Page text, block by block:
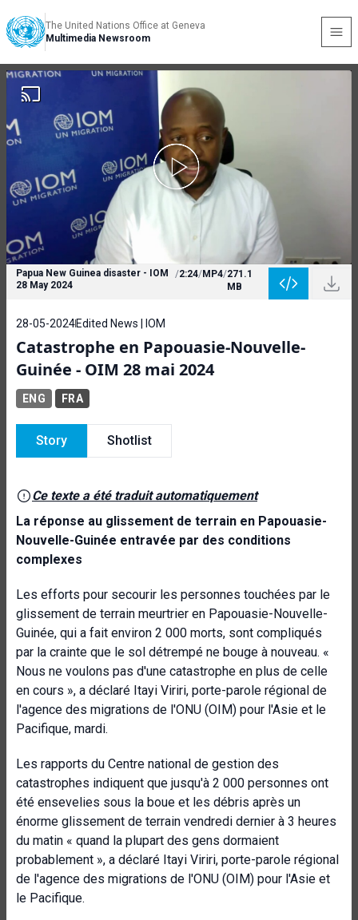
The United Nations Office at Geneva
Multimedia Newsroom
Papua New Guinea disaster - IOM
28 May 2024
/2:24/MP4/271.1
MB
28-05-2024Edited News | IOM
Catastrophe en Papouasie-Nouvelle-
Guinée - OIM 28 mai 2024
ENG FRA
Story Shotlist
Ce texte a été traduit automatiquement
La réponse au glissement de terrain en Papouasie-
Nouvelle-Guinée entravée par des conditions
complexes
Les efforts pour secourir les personnes touchées par le
glissement de terrain meurtrier en Papouasie-Nouvelle-
Guinée, qui a fait environ 2 000 morts, sont compliqués
par la crainte que le sol détrempé ne bouge à nouveau. «
Nous ne voulons pas d'une catastrophe en plus de celle
en cours », a déclaré Itayi Viriri, porte-parole régional de
l'agence des migrations de l'ONU (OIM) pour l'Asie et le
Pacifique, mardi.
Les rapports du Centre national de gestion des
catastrophes indiquent que jusqu'à 2 000 personnes ont
été ensevelies sous la boue et les débris après un
énorme glissement de terrain vendredi dernier à 3 heures
du matin « quand la plupart des gens dormaient
probablement », a déclaré Itayi Viriri, porte-parole régional
de l'agence des migrations de l'ONU (OIM) pour l'Asie et
le Pacifique.